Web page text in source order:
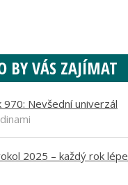
BY VÁS ZAJÍMAT
970: Nevšední univerzál
2025 – každý rok lépe